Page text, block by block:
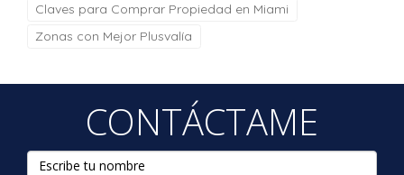
Claves para Comprar Propiedad en Miami
Zonas con Mejor Plusvalía
CONTÁCTAME